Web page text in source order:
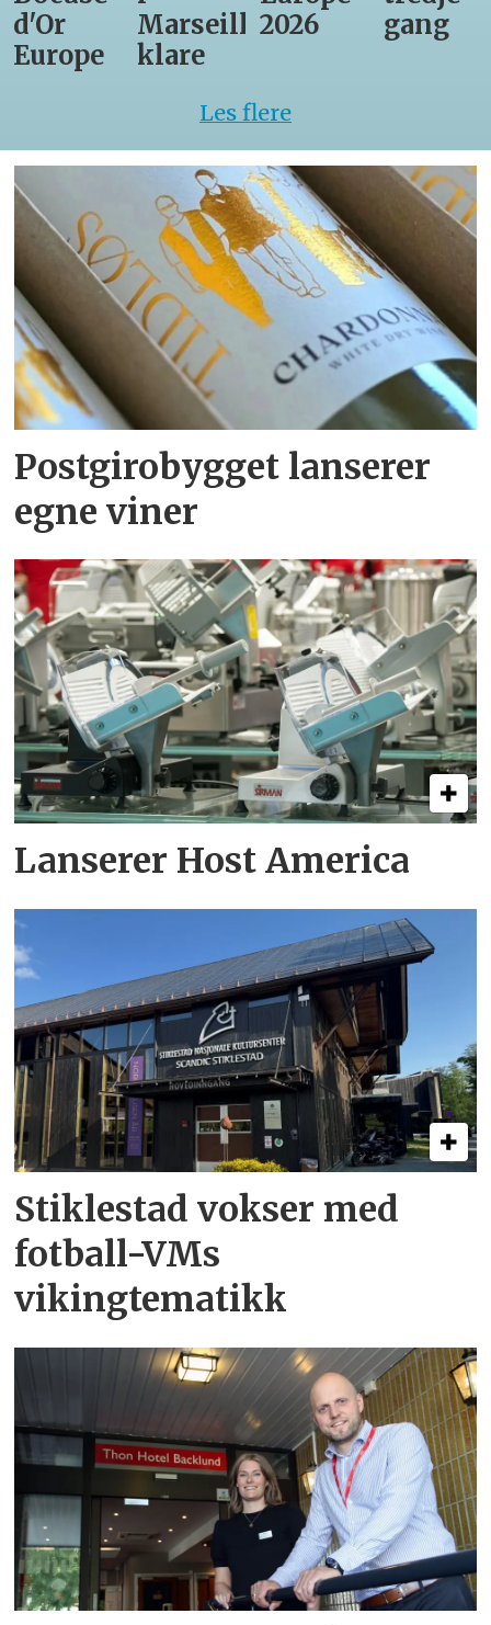
d'Or
Europe
Marseille
klare
2026
gang
Les flere
Postgirobygget lanserer
egne viner
Lanserer Host America
Stiklestad vokser med
fotball-VMs
vikingtematikk